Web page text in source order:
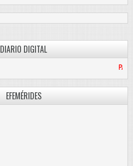
DIARIO DIGITAL
PASCO LIBRE
EFEMÉRIDES